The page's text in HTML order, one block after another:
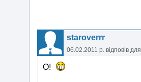
staroverrr
06.02.2011 р. відповів для
О!